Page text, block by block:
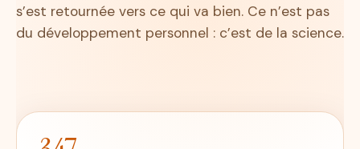
s’est retournée vers ce qui va bien. Ce n’est pas
du développement personnel : c’est de la science.